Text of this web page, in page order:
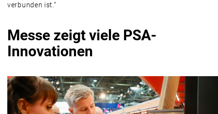
verbunden ist.“
Messe zeigt viele PSA-
Innovationen